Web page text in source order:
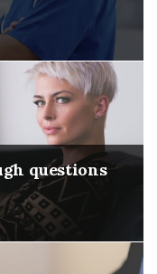
questions